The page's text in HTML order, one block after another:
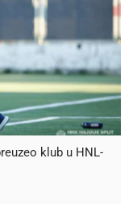
klub u HNL-